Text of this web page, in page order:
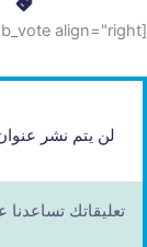
[thumb_vote align="right"]
لن يتم نشر